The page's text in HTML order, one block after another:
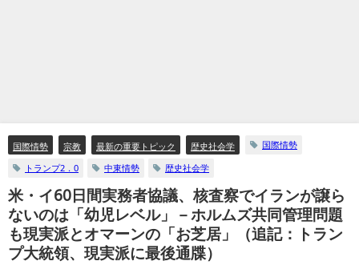
国際情勢 宗教 最新の重要トピック 歴史社会学
国際情勢
トランプ2．0
中東情勢 歴史社会学
米・イ60日間実務者協議、核査察でイランが譲ら
ないのは「幼児レベル」－ホルムズ共同管理問題
も現実派とオマーンの「お芝居」（追記：トラン
プ大統領、現実派に最後通牒）